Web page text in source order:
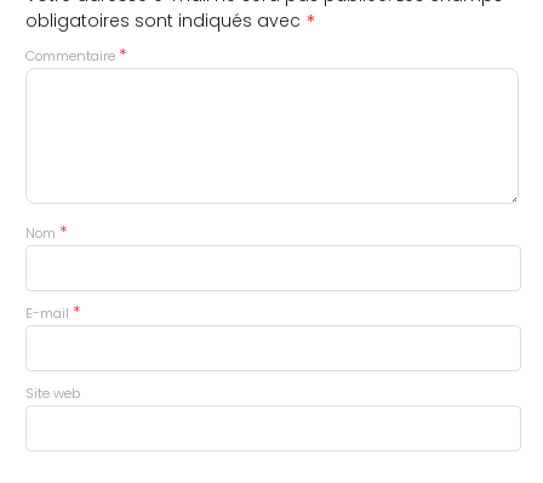
obligatoires sont indiqués avec *
Commentaire *
Nom *
E-mail *
Site web